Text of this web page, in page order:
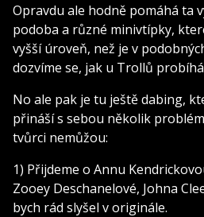
Opravdu ale hodně pomáhá ta
podoba a různé minivtípky,
vyšší úroveň, než je v
dozvíme se, jak u Trollů
No ale pak je tu ještě dabing,
přináší s sebou několik
tvůrci nemůžou:
1) Přijdeme o Annu
Zooey Deschanelové, Johna
bych rád slyšel v originále.